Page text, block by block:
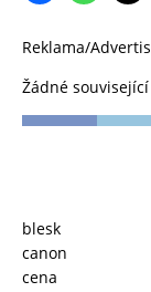
Reklama/
Žádné
blesk
canon
cena